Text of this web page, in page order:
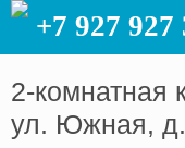
+7 927 927
1-
к
2-
2-комнатная
ул. Южная,